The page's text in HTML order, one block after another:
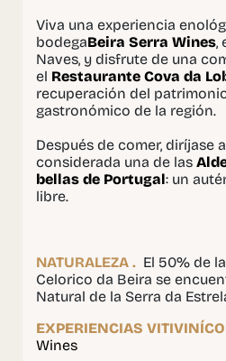
Viva una experiencia
bodegaBeira Serra Wines,
Naves, y disfrute de una
el Restaurante Cova da
recuperación del
gastronómico de la región.
Después de comer, diríjase a
considerada una de las
bellas de Portugal: un
libre.
NATURALEZA . El 50% de
Celorico da Beira se
Natural de la Serra da
EXPERIENCIAS
Wines